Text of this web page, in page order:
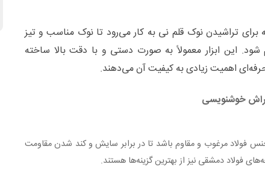
برای تراشیدن نوک قلم نی به کار می‌رود تا نوک مناسب و تیز
این ابزار معمولاً به صورت دستی و با دقت بالا ساخته
اهمیت زیادی به کیفیت آن می‌دهند.
خوشنویسی
فولاد مرغوب و مقاوم باشد تا در برابر سایش و کند شدن مقاومت
فولاد دمشقی نیز از بهترین گزینه‌ها هستند.